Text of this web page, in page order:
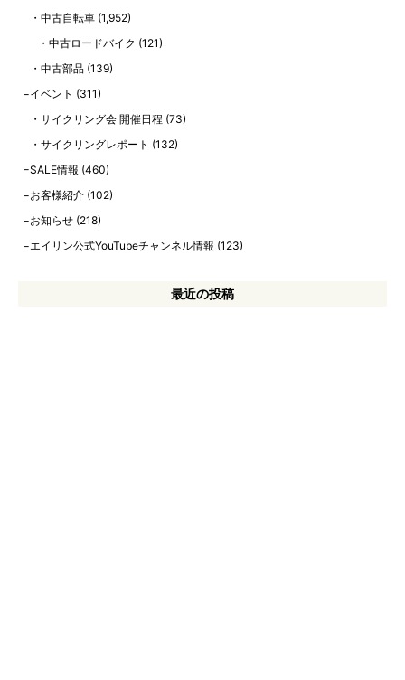
中古自転車 (1,952)
中古ロードバイク (121)
中古部品 (139)
イベント (311)
サイクリング会 開催日程 (73)
サイクリングレポート (132)
SALE情報 (460)
お客様紹介 (102)
お知らせ (218)
エイリン公式YouTubeチャンネル情報 (123)
最近の投稿